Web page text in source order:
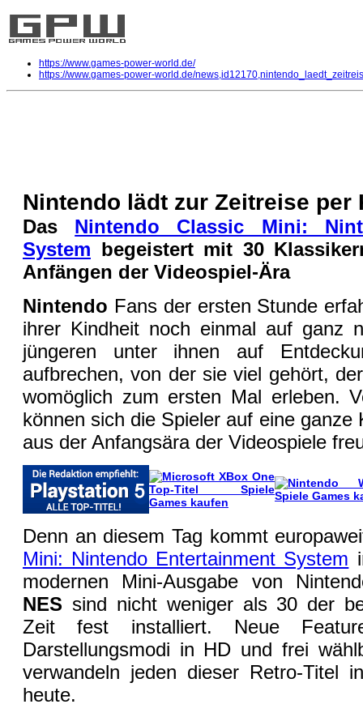
https://www.games-power-world.de/
https://www.games-power-world.de/
Nintendo lädt zur Zeitreise per
Das Nintendo Classic Mini:
System begeistert mit 30
Anfängen der Videospiel-Ära
Nintendo Fans der ersten Stunde
ihrer Kindheit noch einmal auf ganz
jüngeren unter ihnen auf
aufbrechen, von der sie viel gehört,
womöglich zum ersten Mal erleben.
können sich die Spieler auf eine ganze
aus der Anfangsära der Videospiele
Denn an diesem Tag kommt
Mini: Nintendo Entertainment System
modernen Mini-Ausgabe von
NES sind nicht weniger als 30 der
Zeit fest installiert. Neue
Darstellungsmodi in HD und frei
verwandeln jeden dieser Retro-Titel
heute.